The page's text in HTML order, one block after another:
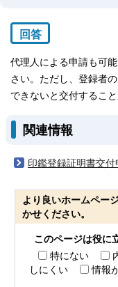
回答
代理人による申請も可
さい。ただし、登録者
できないと交付すること
関連情報
印鑑登録証明書交付
より良いホームペー
かせください。
このページは役に
特にない
しにくい
情報